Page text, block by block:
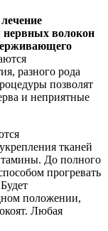
нервных волокон
разного рода
позволят
и неприятные
тканей
До полного
прогревать
положении,
Любая